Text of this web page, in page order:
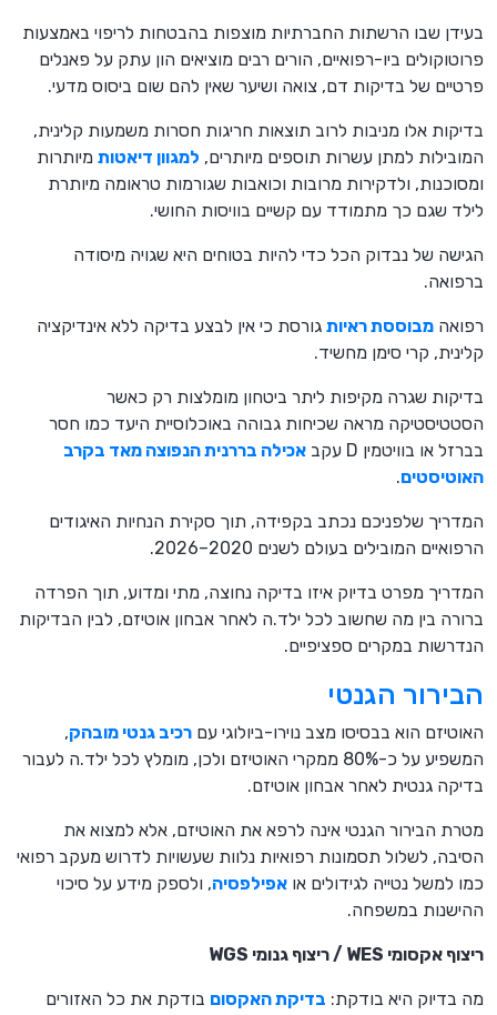
בעידן שבו הרשתות החברתיות מוצפות בהבטחות לריפוי באמצעות
פרוטוקולים ביו-רפואיים, הורים רבים מוציאים הון עתק על פאנלים
פרטיים של בדיקות דם, צואה ושיער שאין להם שום ביסוס מדעי.
בדיקות אלו מניבות לרוב תוצאות חריגות חסרות משמעות קלינית,
המובילות למתן עשרות תוספים מיותרים, למגוון דיאטות מיותרות
ומסוכנות, ולדקירות מרובות וכואבות שגורמות טראומה מיותרת
לילד שגם כך מתמודד עם קשיים בוויסות החושי.
הגישה של נבדוק הכל כדי להיות בטוחים היא שגויה מיסודה
ברפואה.
רפואה מבוססת ראיות גורסת כי אין לבצע בדיקה ללא אינדיקציה
קלינית, קרי סימן מחשיד.
בדיקות שגרה מקיפות ליתר ביטחון מומלצות רק כאשר
הסטטיסטיקה מראה שכיחות גבוהה באוכלוסיית היעד כמו חסר
בברזל או בוויטמין D עקב
אכילה בררנית הנפוצה מאד בקרב
האוטיסטים.
המדריך שלפניכם נכתב בקפידה, תוך סקירת הנחיות האיגודים
הרפואיים המובילים בעולם לשנים 2020–2026.
המדריך מפרט בדיוק איזו בדיקה נחוצה, מתי ומדוע, תוך הפרדה
ברורה בין מה שחשוב לכל ילד.ה לאחר אבחון אוטיזם, לבין הבדיקות
הנדרשות במקרים ספציפיים.
הבירור הגנטי
האוטיזם הוא בבסיסו מצב נוירו-ביולוגי עם רכיב גנטי מובהק,
המשפיע על כ-80% ממקרי האוטיזם ולכן, מומלץ לכל ילד.ה לעבור
בדיקה גנטית לאחר אבחון אוטיזם.
מטרת הבירור הגנטי אינה לרפא את האוטיזם, אלא למצוא את
הסיבה, לשלול תסמונות רפואיות נלוות שעשויות לדרוש מעקב רפואי
כמו למשל נטייה לגידולים או אפילפסיה, ולספק מידע על סיכוי
ההישנות במשפחה.
ריצוף אקסומי WES / ריצוף גנומי WGS
מה בדיוק היא בודקת: בדיקת האקסום בודקת את כל האזורים